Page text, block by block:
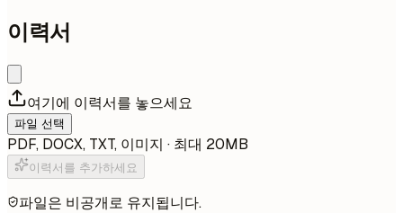
이력서
여기에 이력서를 놓으세요
파일 선택
PDF, DOCX, TXT, 이미지 · 최대 20MB
이력서를 추가하세요
파일은 비공개로 유지됩니다.